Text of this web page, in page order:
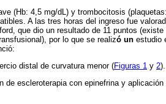
(Hb: 4,5 mg/dL) y trombocitosis
A las tres horas del ingreso fue
que dio un resultado de 11 puntos
por lo que se realizó un estudio
distal de curvatura menor (Figuras 1 y 2).
escleroterapia con epinefrina y